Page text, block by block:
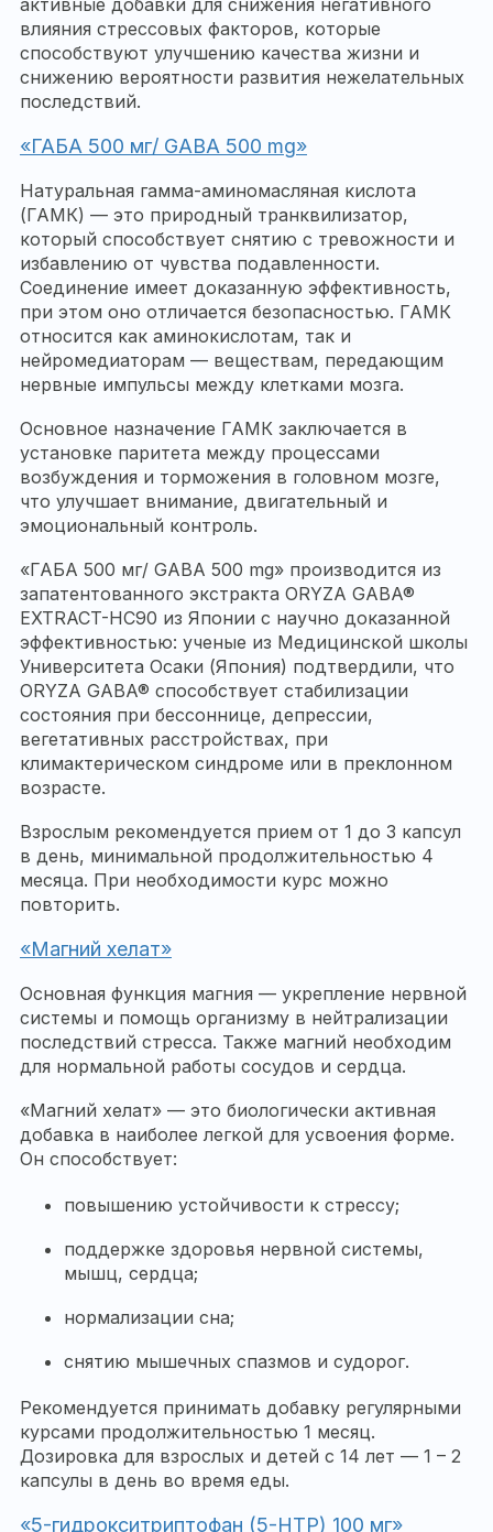
влияния стрессовых факторов, которые
способствуют улучшению качества жизни и
снижению вероятности развития нежелательных
последствий.
«ГАБА 500 мг/ GABA 500 mg»
Натуральная гамма-аминомасляная кислота
(ГАМК) — это природный транквилизатор,
который способствует снятию с тревожности и
избавлению от чувства подавленности.
Соединение имеет доказанную эффективность,
при этом оно отличается безопасностью. ГАМК
относится как аминокислотам, так и
нейромедиаторам — веществам, передающим
нервные импульсы между клетками мозга.
Основное назначение ГАМК заключается в
установке паритета между процессами
возбуждения и торможения в головном мозге,
что улучшает внимание, двигательный и
эмоциональный контроль.
«ГАБА 500 мг/ GABA 500 mg» производится из
запатентованного экстракта ORYZA GABA®
EXTRACT-НС90 из Японии с научно доказанной
эффективностью: ученые из Медицинской школы
Университета Осаки (Япония) подтвердили, что
ORYZA GABA® способствует стабилизации
состояния при бессоннице, депрессии,
вегетативных расстройствах, при
климактерическом синдроме или в преклонном
возрасте.
Взрослым рекомендуется прием от 1 до 3 капсул
в день, минимальной продолжительностью 4
месяца. При необходимости курс можно
повторить.
«Магний хелат»
Основная функция магния — укрепление нервной
системы и помощь организму в нейтрализации
последствий стресса. Также магний необходим
для нормальной работы сосудов и сердца.
«Магний хелат» — это биологически активная
добавка в наиболее легкой для усвоения форме.
Он способствует:
повышению устойчивости к стрессу;
поддержке здоровья нервной системы,
мышц, сердца;
нормализации сна;
снятию мышечных спазмов и судорог.
Рекомендуется принимать добавку регулярными
курсами продолжительностью 1 месяц.
Дозировка для взрослых и детей с 14 лет — 1 – 2
капсулы в день во время еды.
«5-гидрокситриптофан (5-HTP) 100 мг»